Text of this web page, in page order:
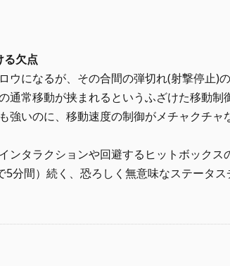
る欠点
ウになるが、その合間の弾切れ(射撃停止)
通常移動が挟まれるというふざけた移動制
強いのに、移動速度の制御がメチャクチ
ンタラクションや回避するヒットボックス
分間）続く、恐ろしく無意味なステータス